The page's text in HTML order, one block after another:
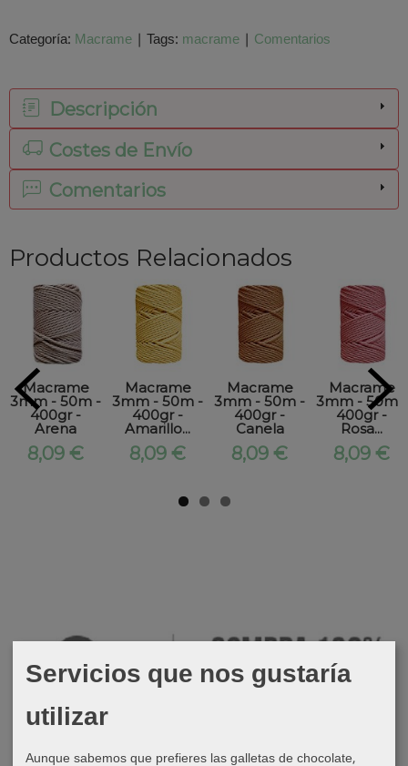
Categoría: Macrame | Tags: macrame | Comentarios
Descripción
Costes de Envío
Comentarios
Productos Relacionados
Macrame
3mm - 50m -
400gr -
Arena
8,09 €
Macrame
3mm - 50m -
400gr -
Amarillo...
8,09 €
Macrame
3mm - 50m -
400gr -
Canela
8,09 €
Macrame
3mm - 50m -
400gr -
Rosa...
8,09 €
Servicios que nos gustaría
utilizar
Aunque sabemos que prefieres las galletas de chocolate,